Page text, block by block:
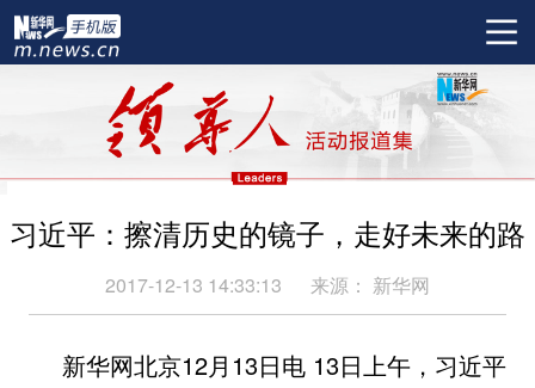
习近平：擦清历史的镜子，走好未来的路
2017-12-13 14:33:13 来源： 新华网
新华网北京12月13日电 13日上午，习近平